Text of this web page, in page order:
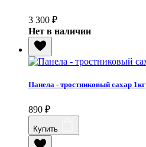
3 300 ₽
Нет в наличии
Панела - тростниковый сахар 1кг
890 ₽
Купить